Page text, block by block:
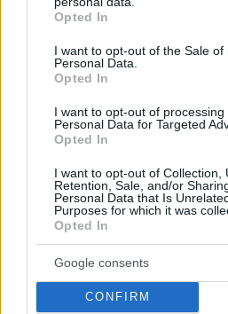
grant or deny consent to Google
use your data for below specified
consent section.
Opted In
I want to opt-out of the Sale of
Personal Data.
Opted In
I want to opt-out of processing
Personal Data for Targeted
Opted In
I want to opt-out of Collection,
Retention, Sale, and/or
Personal Data that Is
Purposes for which it was
Opted In
Google consents
CONFIRM
Το μέλλον της τεχνολογίας
27.07.2026, 06:00
Η Smart φοιτητική κατοικία στην
03.08.2026, 10:56
Επαγγελματική Εκπαίδευση &
σε Bάζει στην Aγορά Eργασίας
26.07.2026, 09:54
ΣΧΟΛΙΑ